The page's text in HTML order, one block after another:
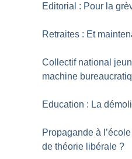
Editorial : Pour la
Retraites : Et
Collectif national
machine
Education : La
Propagande à
de théorie libérale ?